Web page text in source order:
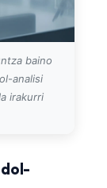
baino
analisi
irakurri